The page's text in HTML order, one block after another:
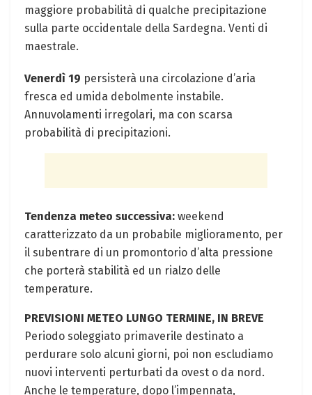
maggiore probabilità di qualche precipitazione
sulla parte occidentale della Sardegna. Venti di
maestrale.
Venerdì 19 persisterà una circolazione d’aria
fresca ed umida debolmente instabile.
Annuvolamenti irregolari, ma con scarsa
probabilità di precipitazioni.
Tendenza meteo successiva: weekend
caratterizzato da un probabile miglioramento, per
il subentrare di un promontorio d’alta pressione
che porterà stabilità ed un rialzo delle
temperature.
PREVISIONI METEO LUNGO TERMINE, IN BREVE
Periodo soleggiato primaverile destinato a
perdurare solo alcuni giorni, poi non escludiamo
nuovi interventi perturbati da ovest o da nord.
Anche le temperature, dopo l’impennata,